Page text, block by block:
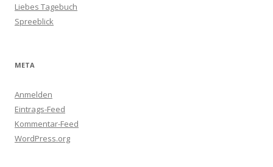
Liebes Tagebuch
Spreeblick
META
Anmelden
Eintrags-Feed
Kommentar-Feed
WordPress.org